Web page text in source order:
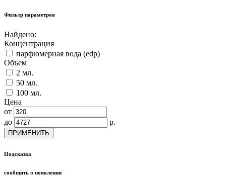
Фильтр параметров
Найдено:
Концентрация
парфюмерная вода (edp)
Объем
2 мл.
50 мл.
100 мл.
Цена
от
до
р.
ПРИМЕНИТЬ
Подсказка
сообщить о появлении